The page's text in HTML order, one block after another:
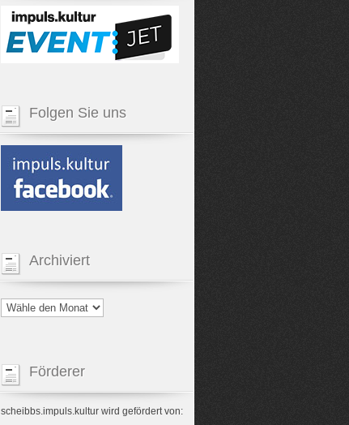
Folgen Sie uns
Archiviert
Förderer
scheibbs.impuls.kultur wird gefördert von: